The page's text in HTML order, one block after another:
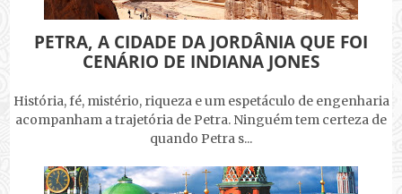
PETRA, A CIDADE DA JORDÂNIA QUE FOI
CENÁRIO DE INDIANA JONES
História, fé, mistério, riqueza e um espetáculo de engenharia
acompanham a trajetória de Petra. Ninguém tem certeza de
quando Petra s...